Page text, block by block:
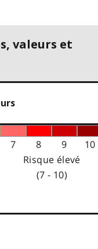
valeurs et
7 8 9
10
Risque élevé
(7 - 10)